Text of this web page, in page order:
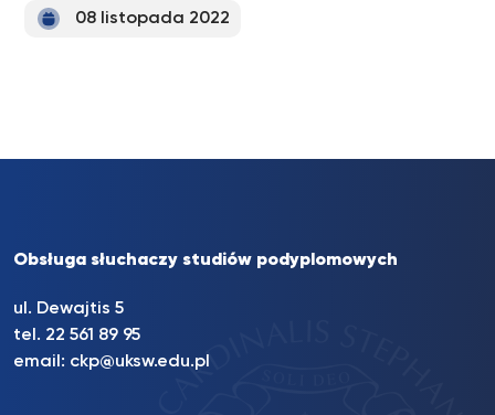
08 listopada 2022
Obsługa słuchaczy studiów podyplomowych
ul. Dewajtis 5
tel. 22 561 89 95
email: ckp@uksw.edu.pl